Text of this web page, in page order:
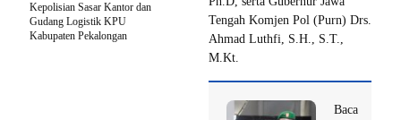
Tengah Komjen Pol (Purn) Drs.
Ahmad Luthfi, S.H., S.T.,
M.Kt.
Baca
Kepolisian Sasar Kantor dan
Gudang Logistik KPU
Kabupaten Pekalongan